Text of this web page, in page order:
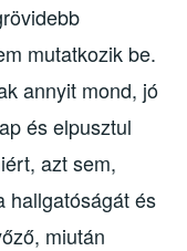
mutatkozik be.
annyit mond, jó
és elpusztul
azt sem,
hallgatóságát és
miután